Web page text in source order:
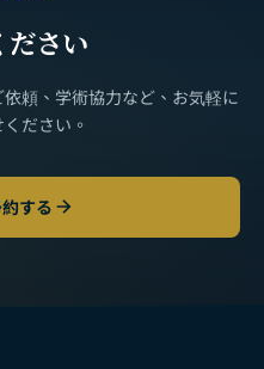
ださい
頼、学術協力など、お気軽に
ださい。
する